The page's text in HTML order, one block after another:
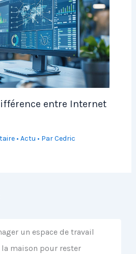
entre Internet
• Actu • ParCedric
un espace de travail
maison pour rester